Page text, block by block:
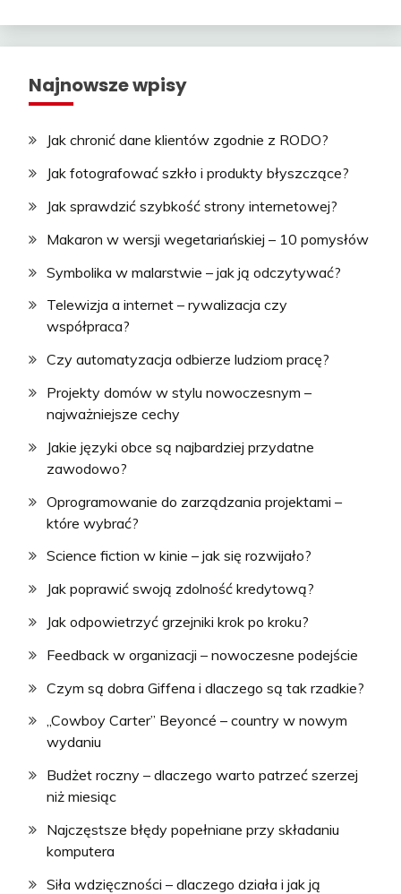
Najnowsze wpisy
Jak chronić dane klientów zgodnie z RODO?
Jak fotografować szkło i produkty błyszczące?
Jak sprawdzić szybkość strony internetowej?
Makaron w wersji wegetariańskiej – 10 pomysłów
Symbolika w malarstwie – jak ją odczytywać?
Telewizja a internet – rywalizacja czy
współpraca?
Czy automatyzacja odbierze ludziom pracę?
Projekty domów w stylu nowoczesnym –
najważniejsze cechy
Jakie języki obce są najbardziej przydatne
zawodowo?
Oprogramowanie do zarządzania projektami –
które wybrać?
Science fiction w kinie – jak się rozwijało?
Jak poprawić swoją zdolność kredytową?
Jak odpowietrzyć grzejniki krok po kroku?
Feedback w organizacji – nowoczesne podejście
Czym są dobra Giffena i dlaczego są tak rzadkie?
„Cowboy Carter” Beyoncé – country w nowym
wydaniu
Budżet roczny – dlaczego warto patrzeć szerzej
niż miesiąc
Najczęstsze błędy popełniane przy składaniu
komputera
Siła wdzięczności – dlaczego działa i jak ją